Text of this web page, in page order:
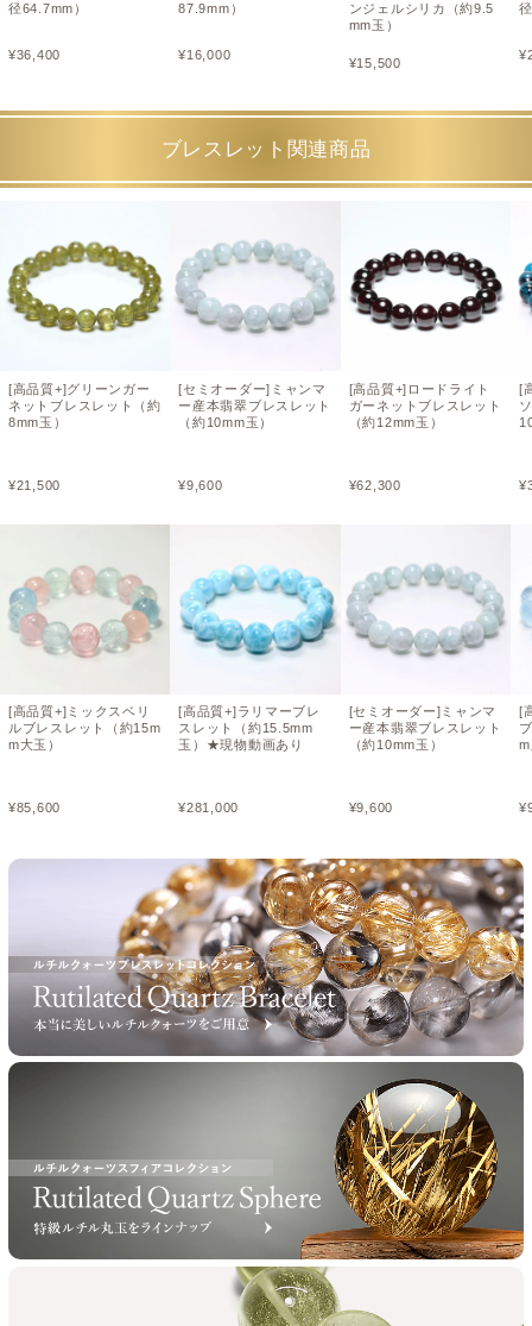
径64.7mm）
¥36,400
87.9mm）
¥16,000
ンジェルシリカ（約9.5
mm玉）
¥15,500
¥
ブレスレット関連商品
[高品質+]グリーンガー
ネットブレスレット（約
8mm玉）
¥21,500
[高品質+]ミックスベリ
ルブレスレット（約15m
m大玉）
¥85,600
[セミオーダー]ミャンマ
ー産本翡翠ブレスレット
（約10mm玉）
¥9,600
[高品質+]ラリマーブレ
スレット（約15.5mm
玉）★現物動画あり
¥281,000
[高品質+]ロードライト
ガーネットブレスレット
（約12mm玉）
¥62,300
[セミオーダー]ミャンマ
ー産本翡翠ブレスレット
（約10mm玉）
¥9,600
[
¥
[
¥